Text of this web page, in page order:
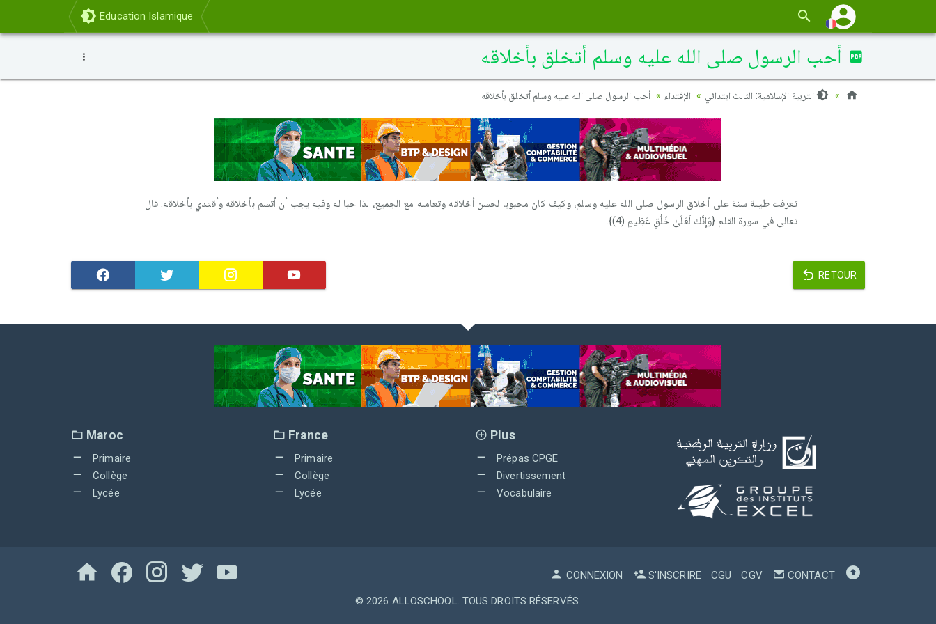
Education Islamique
أحب الرسول صلى الله عليه وسلم أتخلق بأخلاقه
التربية الإسلامية: الثالث ابتدائي الإقتداء أحب الرسول صلى الله عليه وسلم أتخلق بأخلاقه
تعرفت طيلة سنة على أخلاق الرسول صلى الله عليه وسلم، وكيف كان محبوبا لحسن أخلاقه وتعامله مع الجميع، لذا حبا له وفيه يجب أن أتسم بأخلاقه وأقتدي بأخلاقه. قال
تعالى في سورة القلم {وَإِنَّكَ لَعَلَىٰ خُلُقٍ عَظِيمٍ (4)}.
RETOUR
Maroc
Primaire
Collège
Lycée
France
Primaire
Collège
Lycée
Plus
Prépas CPGE
Divertissement
Vocabulaire
CONNEXION S'INSCRIRE CGU CGV CONTACT
© 2026 ALLOSCHOOL. TOUS DROITS RÉSERVÉS.